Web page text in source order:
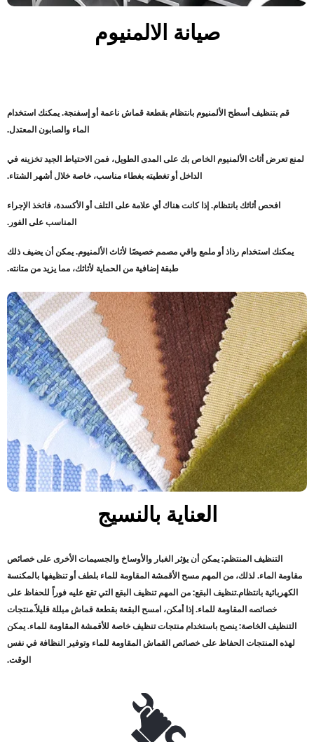
صيانة الالمنيوم
قم بتنظيف أسطح الألمنيوم بانتظام بقطعة قماش ناعمة أو إسفنجة. يمكنك استخدام
الماء والصابون المعتدل.
لمنع تعرض أثاث الألمنيوم الخاص بك على المدى الطويل، فمن الاحتياط الجيد تخزينه في
الداخل أو تغطيته بغطاء مناسب، خاصة خلال أشهر الشتاء.
افحص أثاثك بانتظام. إذا كانت هناك أي علامة على التلف أو الأكسدة، فاتخذ الإجراء
المناسب على الفور .
يمكنك استخدام رذاذ أو ملمع واقي مصمم خصيصًا لأثاث الألمنيوم. يمكن أن يضيف ذلك
طبقة إضافية من الحماية لأثاثك، مما يزيد من متانته.
العناية بالنسيج
التنظيف المنتظم: يمكن أن يؤثر الغبار والأوساخ والجسيمات الأخرى على خصائص
مقاومة الماء. لذلك، من المهم مسح الأقمشة المقاومة للماء بلطف أو تنظيفها بالمكنسة
الكهربائية بانتظام.تنظيف البقع: من المهم تنظيف البقع التي تقع عليه فوراً للحفاظ على
خصائصه المقاومة للماء. إذا أمكن، امسح البقعة بقطعة قماش مبللة قليلاً.منتجات
التنظيف الخاصة: ينصح باستخدام منتجات تنظيف خاصة للأقمشة المقاومة للماء. يمكن
لهذه المنتجات الحفاظ على خصائص القماش المقاومة للماء وتوفير النظافة في نفس
الوقت.